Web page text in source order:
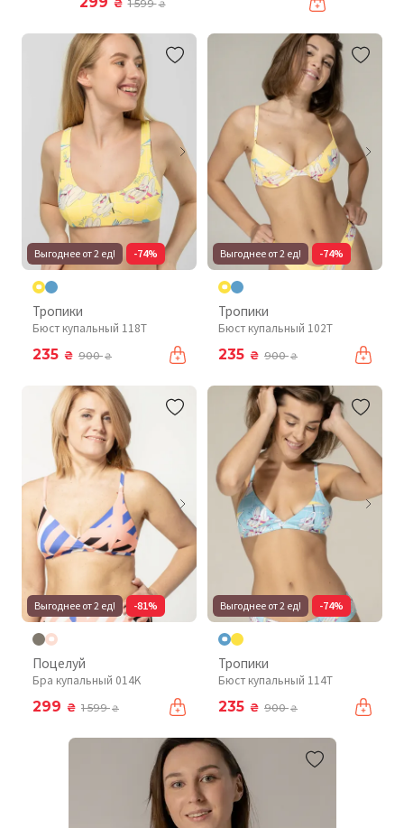
₴ 1 599₴
Выгоднее от 2 ед! -74%
Тропики
Бюст купальный 118T
235 ₴ 900₴
Выгоднее от 2 ед! -74%
Тропики
Бюст купальный 102T
235 ₴ 900₴
Выгоднее от 2 ед! -81%
Поцелуй
Бра купальный 014K
299 ₴ 1 599₴
Выгоднее от 2 ед! -74%
Тропики
Бюст купальный 114T
235 ₴ 900₴